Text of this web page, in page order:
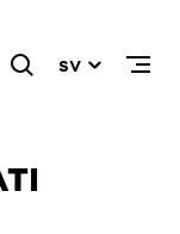
SV